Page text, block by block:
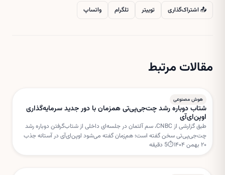
📤 اشتراک‌گذاری توییتر تلگرام واتساپ
مقالات مرتبط
هوش مصنوعی
شتاب دوباره رشد چت‌جی‌پی‌تی همزمان با دور جدید سرمایه‌گذاری
اوپن‌ای‌آی
طبق گزارشی از CNBC، سم آلتمان در جلسه‌ای داخلی از شتاب‌گرفتن دوباره رشد
چت‌جی‌پی‌تی سخن گفته است؛ هم‌زمان گفته می‌شود اوپن‌ای‌آی در آستانه جذب
دور جدیدی از سرمایه‌گذاری با ارزش‌گذاری بسیار بالا است.
۲۰ بهمن ۱۴۰۴ ⏱
5 دقیقه